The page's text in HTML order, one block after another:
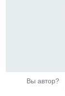
Вы автор?